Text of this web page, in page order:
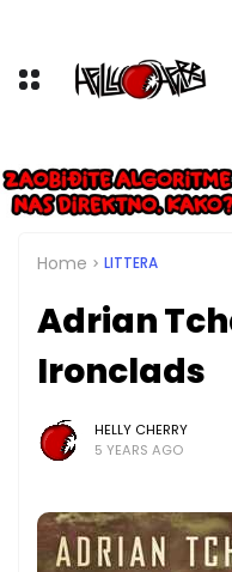
Home LITTERA
Adrian
Ironclads
HELLY CHERRY
5 YEARS AGO